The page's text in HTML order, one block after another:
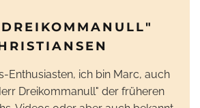
Enthusiasten, ich bin Marc, auch
Dreikommanull" der früheren